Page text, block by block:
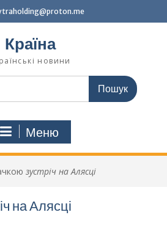
Країна
новини
Меню
зустріч на Алясці
на Алясці